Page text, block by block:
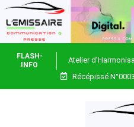
FLASH-
INFO
Atelier
Récépissé